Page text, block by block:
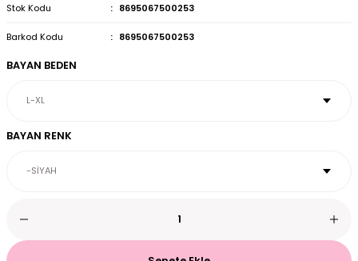
Stok Kodu 8695067500253
Barkod Kodu 8695067500253
BAYAN BEDEN
BAYAN RENK